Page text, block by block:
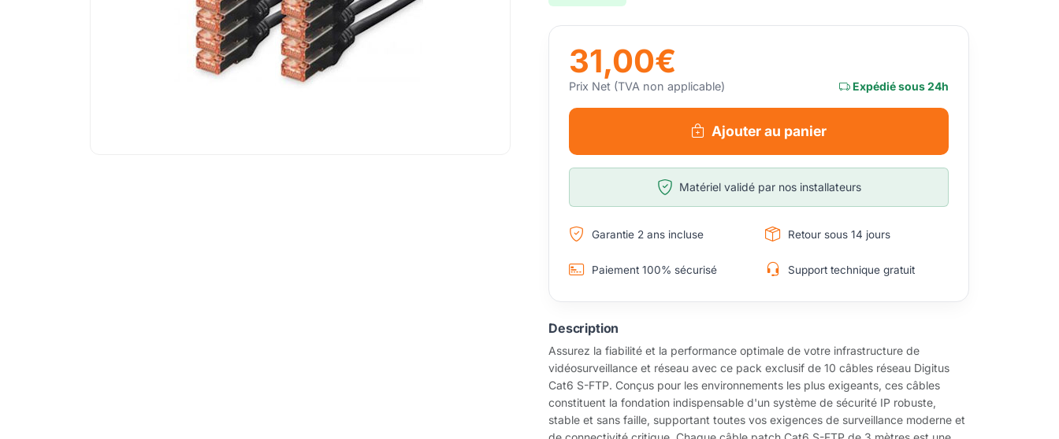
31,00€
Prix Net (TVA non applicable) Expédié sous 24h
Ajouter au panier
Matériel validé par nos installateurs
Garantie 2 ans incluse Retour sous 14 jours
Paiement 100% sécurisé Support technique gratuit
Description
Assurez la fiabilité et la performance optimale de votre infrastructure de
vidéosurveillance et réseau avec ce pack exclusif de 10 câbles réseau Digitus
Cat6 S-FTP. Conçus pour les environnements les plus exigeants, ces câbles
constituent la fondation indispensable d'un système de sécurité IP robuste,
stable et sans faille, supportant toutes vos exigences de surveillance moderne et